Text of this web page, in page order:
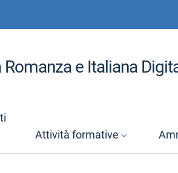
e Italiana
Attività formative